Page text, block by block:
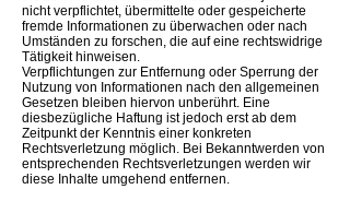
nicht verpflichtet, übermittelte oder gespeicherte
fremde Informationen zu überwachen oder nach
Umständen zu forschen, die auf eine rechtswidrige
Tätigkeit hinweisen.
​Verpflichtungen zur Entfernung oder Sperrung der
Nutzung von Informationen nach den allgemeinen
Gesetzen bleiben hiervon unberührt. Eine
diesbezügliche Haftung ist jedoch erst ab dem
Zeitpunkt der Kenntnis einer konkreten
Rechtsverletzung möglich. Bei Bekanntwerden von
entsprechenden Rechtsverletzungen werden wir
diese Inhalte umgehend entfernen.